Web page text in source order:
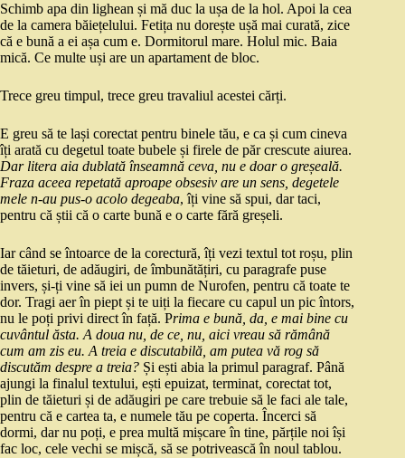
Schimb apa din lighean și mă duc la ușa de la hol. Apoi la cea
de la camera băiețelului. Fetița nu dorește ușă mai curată, zice
că e bună a ei așa cum e. Dormitorul mare. Holul mic. Baia
mică. Ce multe uși are un apartament de bloc.
Trece greu timpul, trece greu travaliul acestei cărți.
E greu să te lași corectat pentru binele tău, e ca și cum cineva
îți arată cu degetul toate bubele și firele de păr crescute aiurea.
Dar litera aia dublată înseamnă ceva, nu e doar o greșeală.
Fraza aceea repetată aproape obsesiv are un sens, degetele
mele n-au pus-o acolo degeaba, îți vine să spui, dar taci,
pentru că știi că o carte bună e o carte fără greșeli.
Iar când se întoarce de la corectură, îți vezi textul tot roșu, plin
de tăieturi, de adăugiri, de îmbunătățiri, cu paragrafe puse
invers, și-ți vine să iei un pumn de Nurofen, pentru că toate te
dor. Tragi aer în piept și te uiți la fiecare cu capul un pic întors,
nu le poți privi direct în față. Prima e bună, da, e mai bine cu
cuvântul ăsta. A doua nu, de ce, nu, aici vreau să rămână
cum am zis eu. A treia e discutabilă, am putea vă rog să
discutăm despre a treia? Și ești abia la primul paragraf. Până
ajungi la finalul textului, ești epuizat, terminat, corectat tot,
plin de tăieturi și de adăugiri pe care trebuie să le faci ale tale,
pentru că e cartea ta, e numele tău pe coperta. Încerci să
dormi, dar nu poți, e prea multă mișcare în tine, părțile noi își
fac loc, cele vechi se mișcă, să se potrivească în noul tablou.